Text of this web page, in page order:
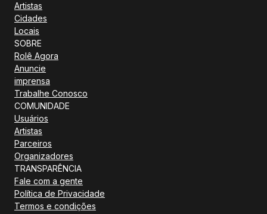
Artistas
Cidades
Locais
SOBRE
Rolê Agora
Anuncie
imprensa
Trabalhe Conosco
COMUNIDADE
Usuários
Artistas
Parceiros
Organizadores
TRANSPARÊNCIA
Fale com a gente
Política de Privacidade
Termos e condições